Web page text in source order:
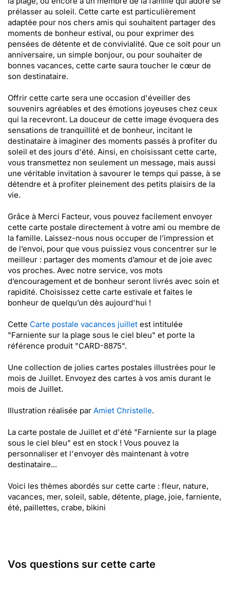
prélasser au soleil. Cette carte est particulièrement
adaptée pour nos chers amis qui souhaitent partager des
moments de bonheur estival, ou pour exprimer des
pensées de détente et de convivialité. Que ce soit pour un
anniversaire, un simple bonjour, ou pour souhaiter de
bonnes vacances, cette carte saura toucher le cœur de
son destinataire.
Offrir cette carte sera une occasion d'éveiller des
souvenirs agréables et des émotions joyeuses chez ceux
qui la recevront. La douceur de cette image évoquera des
sensations de tranquillité et de bonheur, incitant le
destinataire à imaginer des moments passés à profiter du
soleil et des jours d'été. Ainsi, en choisissant cette carte,
vous transmettez non seulement un message, mais aussi
une véritable invitation à savourer le temps qui passe, à se
détendre et à profiter pleinement des petits plaisirs de la
vie.
Grâce à Merci Facteur, vous pouvez facilement envoyer
cette carte postale directement à votre ami ou membre de
la famille. Laissez-nous nous occuper de l’impression et
de l’envoi, pour que vous puissiez vous concentrer sur le
meilleur : partager des moments d’amour et de joie avec
vos proches. Avec notre service, vos mots
d’encouragement et de bonheur seront livrés avec soin et
rapidité. Choisissez cette carte estivale et faites le
bonheur de quelqu’un dès aujourd'hui !
Cette Carte postale vacances juillet est intitulée
"Farniente sur la plage sous le ciel bleu" et porte la
référence produit "CARD-8875".
Une collection de jolies cartes postales illustrées pour le
mois de Juillet. Envoyez des cartes à vos amis durant le
mois de Juillet.
Illustration réalisée par Amiet Christelle.
La carte postale de Juillet et d'été "Farniente sur la plage
sous le ciel bleu" est en stock ! Vous pouvez la
personnaliser et l'envoyer dès maintenant à votre
destinataire...
Voici les thèmes abordés sur cette carte : fleur, nature,
vacances, mer, soleil, sable, détente, plage, joie, farniente,
été, paillettes, crabe, bikini
Vos questions sur cette carte